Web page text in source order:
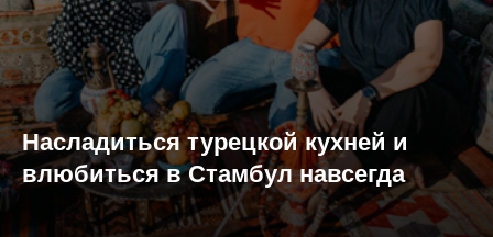
Насладиться турецкой кухней и
влюбиться в Стамбул навсегда